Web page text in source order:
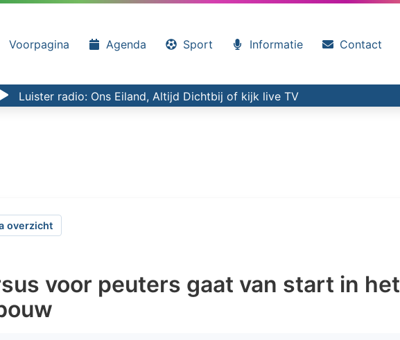
Voorpagina Agenda Sport Informatie Contact
Luister radio: Ons Eiland, Altijd Dichtbij of kijk live TV
overzicht
voor peuters gaat van start in het